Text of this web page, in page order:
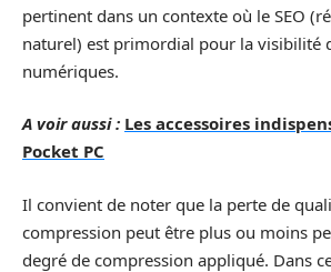
pertinent dans un contexte où le SEO
naturel) est primordial pour la visibilité
numériques.
A voir aussi : Les accessoires
Pocket PC
Il convient de noter que la perte de
compression peut être plus ou moins
degré de compression appliqué. Dans